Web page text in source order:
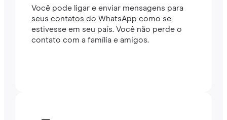
Você pode ligar e enviar mensagens para
seus contatos do WhatsApp como se
estivesse em seu país. Você não perde o
contato com a família e amigos.